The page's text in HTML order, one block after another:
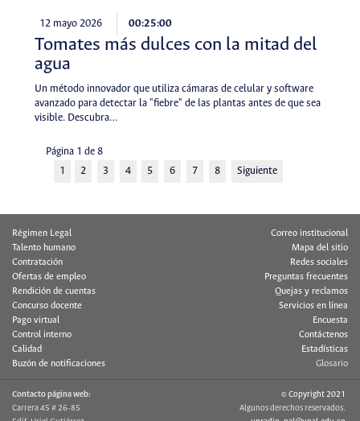
12 mayo 2026 00:25:00
Tomates más dulces con la mitad del
agua
Un método innovador que utiliza cámaras de celular y software
avanzado para detectar la "fiebre" de las plantas antes de que sea
visible. Descubra…
Página 1 de 8
1
2 3 4 5 6 7 8 Siguiente
Régimen Legal
Talento humano
Contratación
Ofertas de empleo
Rendición de cuentas
Concurso docente
Pago virtual
Control interno
Calidad
Buzón de notificaciones
Correo institucional
Mapa del sitio
Redes sociales
Preguntas frecuentes
Quejas y reclamos
Servicios en línea
Encuesta
Contáctenos
Estadísticas
Glosario
Contacto página web:
Carrera 45 # 26-85
© Copyright 2021
Algunos derechos reservados.